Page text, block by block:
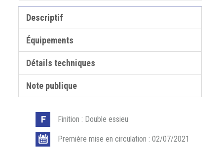
Descriptif
Équipements
Détails techniques
Note publique
Finition : Double essieu
Première mise en circulation : 02/07/2021